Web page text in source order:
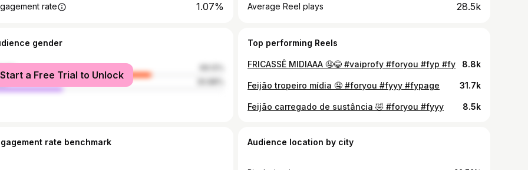
rate 1.07% Average Reel plays 28.5k
gender
Start a Free Trial to Unlock
Top performing Reels
FRICASSÊ MIDIAAA 🤤😂 #vaiprofy #foryou #fyp #fy 8.8k
Feijão tropeiro mídia 🤤 #foryou #fyyy #fypage 31.7k
Feijão carregado de sustância 🤣 #foryou #fyyy 8.5k
rate benchmark Audience location by city